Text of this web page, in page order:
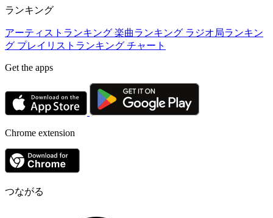
ランキング
アーティストランキング 楽曲ランキング ラジオ局ランキン
グ プレイリストランキング チャート
Get the apps
Chrome extension
つながる